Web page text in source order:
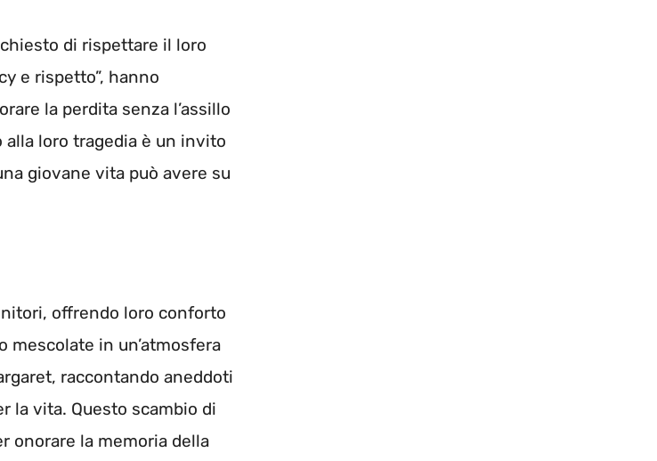
di rispettare il loro
e rispetto”, hanno
la perdita senza l’assillo
loro tragedia è un invito
giovane vita può avere su
offrendo loro conforto
mescolate in un’atmosfera
raccontando aneddoti
la vita. Questo scambio di
onorare la memoria della